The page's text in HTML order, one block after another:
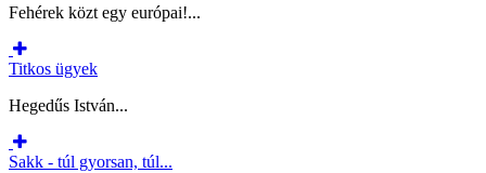
Fehérek közt egy európai!...
Titkos ügyek
Hegedűs István...
Sakk - túl gyorsan, túl...